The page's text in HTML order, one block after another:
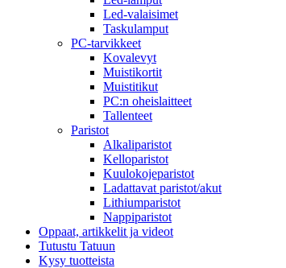
Led-valaisimet
Taskulamput
PC-tarvikkeet
Kovalevyt
Muistikortit
Muistitikut
PC:n oheislaitteet
Tallenteet
Paristot
Alkaliparistot
Kelloparistot
Kuulokojeparistot
Ladattavat paristot/akut
Lithiumparistot
Nappiparistot
Oppaat, artikkelit ja videot
Tutustu Tatuun
Kysy tuotteista